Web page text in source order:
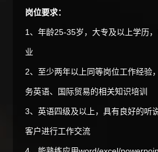
岗位要求：
1、年龄25-35岁，大专及以上学历
业
2、至少两年以上同等岗位工作经验
务英语、国际贸易的相关知识培训
3、英语四级及以上，具有良好的听
客户进行工作交流